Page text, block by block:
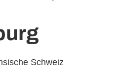
Schweiz